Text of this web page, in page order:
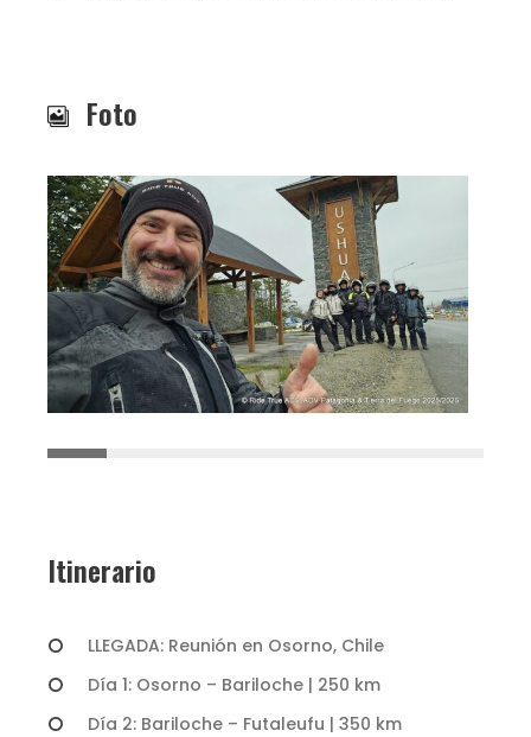
Foto
Itinerario
LLEGADA: Reunión en Osorno, Chile
Día 1: Osorno – Bariloche | 250 km
Día 2: Bariloche – Futaleufu | 350 km